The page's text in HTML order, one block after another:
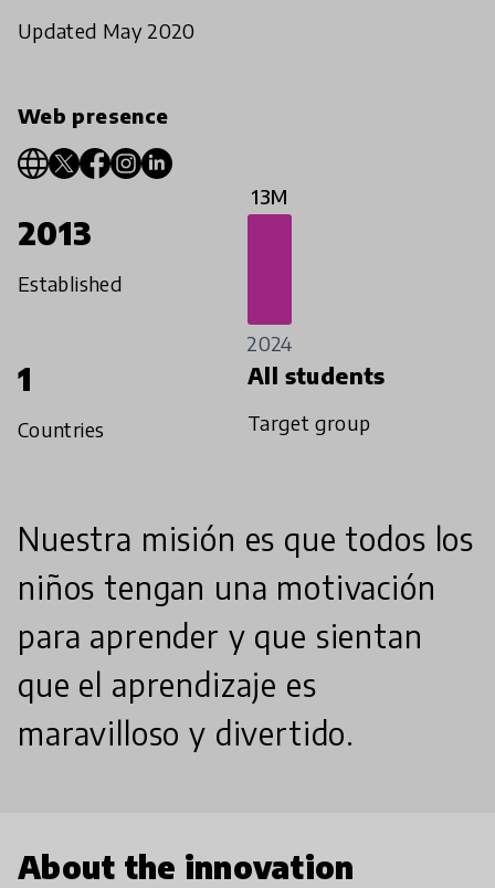
Updated May 2020
Web presence
2013
Established
13M
2024
1
Countries
All students
Target group
Nuestra misión es que todos los
niños tengan una motivación
para aprender y que sientan
que el aprendizaje es
maravilloso y divertido.
About the innovation